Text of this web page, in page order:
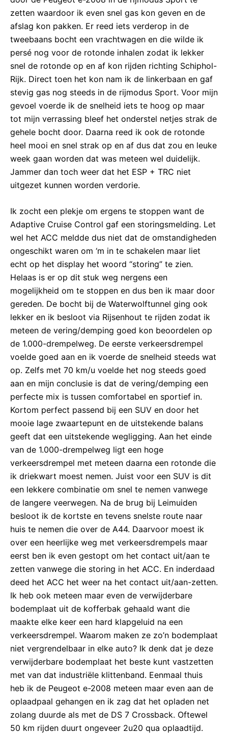
zetten waardoor ik even snel gas kon geven en de
afslag kon pakken. Er reed iets verderop in de
tweebaans bocht een vrachtwagen en die wilde ik
persé nog voor de rotonde inhalen zodat ik lekker
snel de rotonde op en af kon rijden richting Schiphol-
Rijk. Direct toen het kon nam ik de linkerbaan en gaf
stevig gas nog steeds in de rijmodus Sport. Voor mijn
gevoel voerde ik de snelheid iets te hoog op maar
tot mijn verrassing bleef het onderstel netjes strak de
gehele bocht door. Daarna reed ik ook de rotonde
heel mooi en snel strak op en af dus dat zou en leuke
week gaan worden dat was meteen wel duidelijk.
Jammer dan toch weer dat het ESP + TRC niet
uitgezet kunnen worden verdorie.
Ik zocht een plekje om ergens te stoppen want de
Adaptive Cruise Control gaf een storingsmelding. Let
wel het ACC meldde dus niet dat de omstandigheden
ongeschikt waren om ‘m in te schakelen maar liet
echt op het display het woord “storing” te zien.
Helaas is er op dit stuk weg nergens een
mogelijkheid om te stoppen en dus ben ik maar door
gereden. De bocht bij de Waterwolftunnel ging ook
lekker en ik besloot via Rijsenhout te rijden zodat ik
meteen de vering/demping goed kon beoordelen op
de 1.000-drempelweg. De eerste verkeersdrempel
voelde goed aan en ik voerde de snelheid steeds wat
op. Zelfs met 70 km/u voelde het nog steeds goed
aan en mijn conclusie is dat de vering/demping een
perfecte mix is tussen comfortabel en sportief in.
Kortom perfect passend bij een SUV en door het
mooie lage zwaartepunt en de uitstekende balans
geeft dat een uitstekende wegligging. Aan het einde
van de 1.000-drempelweg ligt een hoge
verkeersdrempel met meteen daarna een rotonde die
ik driekwart moest nemen. Juist voor een SUV is dit
een lekkere combinatie om snel te nemen vanwege
de langere veerwegen. Na de brug bij Leimuiden
besloot ik de kortste en tevens snelste route naar
huis te nemen die over de A44. Daarvoor moest ik
over een heerlijke weg met verkeersdrempels maar
eerst ben ik even gestopt om het contact uit/aan te
zetten vanwege die storing in het ACC. En inderdaad
deed het ACC het weer na het contact uit/aan-zetten.
Ik heb ook meteen maar even de verwijderbare
bodemplaat uit de kofferbak gehaald want die
maakte elke keer een hard klapgeluid na een
verkeersdrempel. Waarom maken ze zo’n bodemplaat
niet vergrendelbaar in elke auto? Ik denk dat je deze
verwijderbare bodemplaat het beste kunt vastzetten
met van dat industriële klittenband. Eenmaal thuis
heb ik de Peugeot e-2008 meteen maar even aan de
oplaadpaal gehangen en ik zag dat het opladen net
zolang duurde als met de DS 7 Crossback. Oftewel
50 km rijden duurt ongeveer 2u20 qua oplaadtijd.